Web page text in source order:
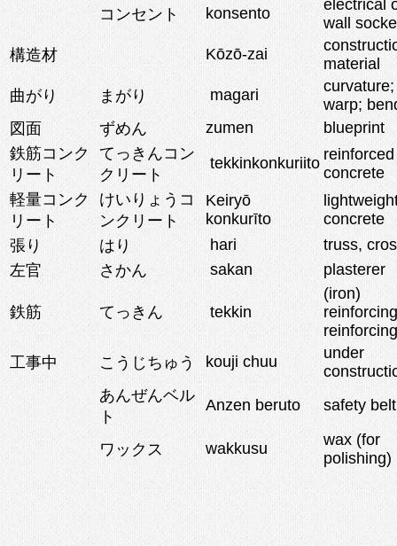
コンセント konsento
electrical
wall
構造材
Kōzō-zai
material
曲がり
まがり magari
curvature;
warp;
図面
ずめん zumen
blueprint
鉄筋コンク
リート
てっきんコン
クリート
tekkinkonkuriito reinforced
concrete
軽量コンク
リート
けいりょうコ
ンクリート
Keiryō
konkurīto
concrete
張り
はり hari
truss,
左官
さかん sakan plasterer
鉄筋 てっきん tekkin
(iron)
工事中
こうじちゅう kouji chuu
under
あんぜんベル
ト
Anzen beruto safety belt
ワックス wakkusu
wax (for
polishing)